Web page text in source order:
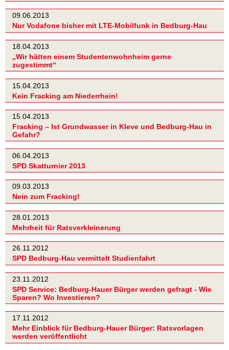
09.06.2013
Nur Vodafone bisher mit LTE-Mobilfunk in Bedburg-Hau
18.04.2013
„Wir hätten einem Studentenwohnheim gerne
zugestimmt“
15.04.2013
Kein Fracking am Niederrhein!
15.04.2013
Fracking – Ist Grundwasser in Kleve und Bedburg-Hau in
Gefahr?
06.04.2013
SPD Skatturnier 2013
09.03.2013
Nein zum Fracking!
28.01.2013
Mehrheit für Ratsverkleinerung
26.11.2012
SPD Bedburg-Hau vermittelt Studienfahrt
23.11.2012
SPD Service: Bedburg-Hauer Bürger werden gefragt - Wie
Sparen? Wo Investieren?
17.11.2012
Mehr Einblick für Bedburg-Hauer Bürger: Ratsvorlagen
werden veröffentlicht